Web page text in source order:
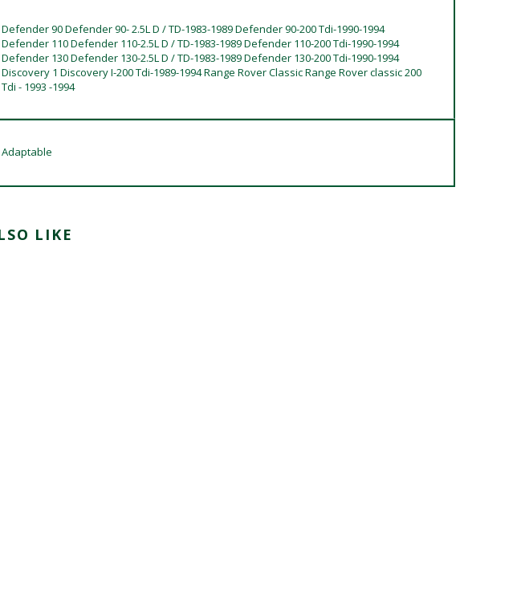
Defender 90 Defender 90- 2.5L D / TD-1983-1989 Defender 90-200 Tdi-1990-1994
Defender 110 Defender 110-2.5L D / TD-1983-1989 Defender 110-200 Tdi-1990-1994
Defender 130 Defender 130-2.5L D / TD-1983-1989 Defender 130-200 Tdi-1990-1994
Discovery 1 Discovery I-200 Tdi-1989-1994 Range Rover Classic Range Rover classic 200
Tdi - 1993 -1994
Adaptable
LIKE